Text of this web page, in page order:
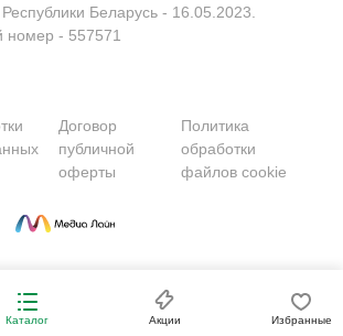
Беларусь - 16.05.2023.
номер - 557571
Договор
публичной
оферты
Политика
обработки
файлов cookie
Каталог Акции Избранные